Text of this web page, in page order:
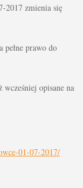
2017 zmienia się
pełne prawo do
opisane na
01-07-2017/